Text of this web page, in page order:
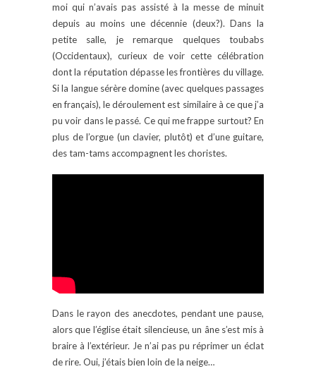
moi qui n’avais pas assisté à la messe de minuit
depuis au moins une décennie (deux?). Dans la
petite salle, je remarque quelques toubabs
(Occidentaux), curieux de voir cette célébration
dont la réputation dépasse les frontières du village.
Si la langue sérère domine (avec quelques passages
en français), le déroulement est similaire à ce que j’a
pu voir dans le passé. Ce qui me frappe surtout? En
plus de l’orgue (un clavier, plutôt) et d’une guitare,
des tam-tams accompagnent les choristes.
Dans le rayon des anecdotes, pendant une pause,
alors que l’église était silencieuse, un âne s’est mis à
braire à l’extérieur. Je n’ai pas pu réprimer un éclat
de rire. Oui, j’étais bien loin de la neige…